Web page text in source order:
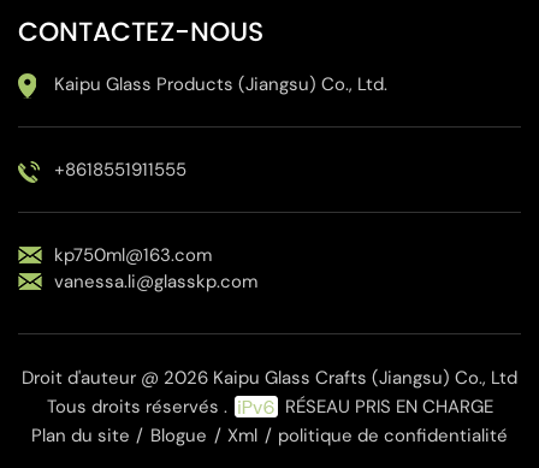
CONTACTEZ-NOUS
Kaipu Glass Products (Jiangsu) Co., Ltd.
+8618551911555
kp750ml@163.com
vanessa.li@glasskp.com
Droit d'auteur @ 2026 Kaipu Glass Crafts (Jiangsu) Co., Ltd
Tous droits réservés .
RÉSEAU PRIS EN CHARGE
Plan du site / Blogue / Xml / politique de confidentialité